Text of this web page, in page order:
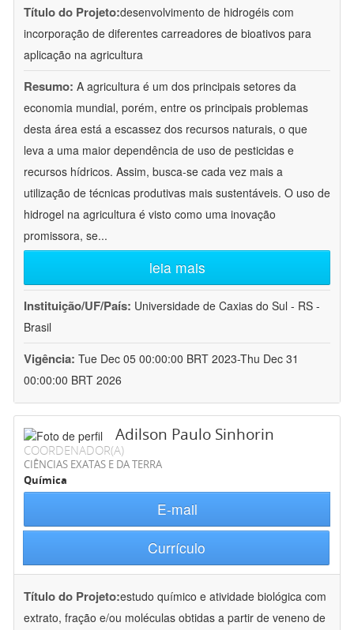
Título do Projeto:desenvolvimento de hidrogéis com
incorporação de diferentes carreadores de bioativos para
aplicação na agricultura
Resumo: A agricultura é um dos principais setores da
economia mundial, porém, entre os principais problemas
desta área está a escassez dos recursos naturais, o que
leva a uma maior dependência de uso de pesticidas e
recursos hídricos. Assim, busca-se cada vez mais a
utilização de técnicas produtivas mais sustentáveis. O uso de
hidrogel na agricultura é visto como uma inovação
promissora, se...
leia mais
Instituição/UF/País: Universidade de Caxias do Sul - RS -
Brasil
Vigência: Tue Dec 05 00:00:00 BRT 2023-Thu Dec 31
00:00:00 BRT 2026
Adilson Paulo Sinhorin
COORDENADOR(A)
CIÊNCIAS EXATAS E DA TERRA
Química
E-mail
Currículo
Título do Projeto:estudo químico e atividade biológica com
extrato, fração e/ou moléculas obtidas a partir de veneno de